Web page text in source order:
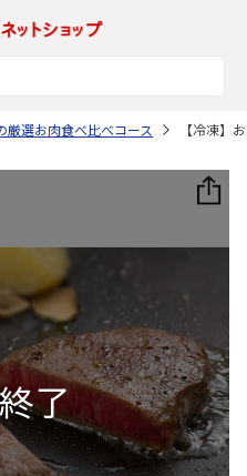
厳選お肉食べ比べコース 【冷凍】